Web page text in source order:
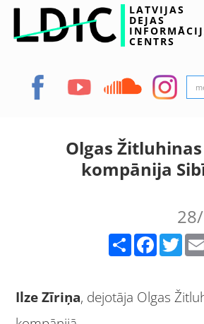
LATVIJAS
DEJAS
CENTRS
Olgas
kompānija
Facebook Twitter
Ilze Zīriņa, dejotāja Olgas